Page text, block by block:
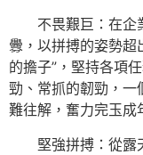
不畏艱巨：在企
釁，以拼搏的姿勢超
的擔子”，堅持各項
勁、常抓的韌勁，一
難往解，奮力完玉成
堅強拼搏：從露